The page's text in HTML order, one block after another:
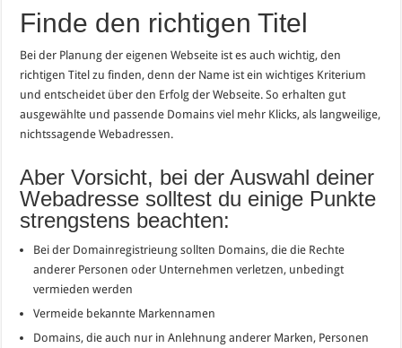
Finde den richtigen Titel
Bei der Planung der eigenen Webseite ist es auch wichtig, den
richtigen Titel zu finden, denn der Name ist ein wichtiges Kriterium
und entscheidet über den Erfolg der Webseite. So erhalten gut
ausgewählte und passende Domains viel mehr Klicks, als langweilige,
nichtssagende Webadressen.
Aber Vorsicht, bei der Auswahl deiner
Webadresse solltest du einige Punkte
strengstens beachten:
Bei der Domainregistrieung sollten Domains, die die Rechte
anderer Personen oder Unternehmen verletzen, unbedingt
vermieden werden
Vermeide bekannte Markennamen
Domains, die auch nur in Anlehnung anderer Marken, Personen